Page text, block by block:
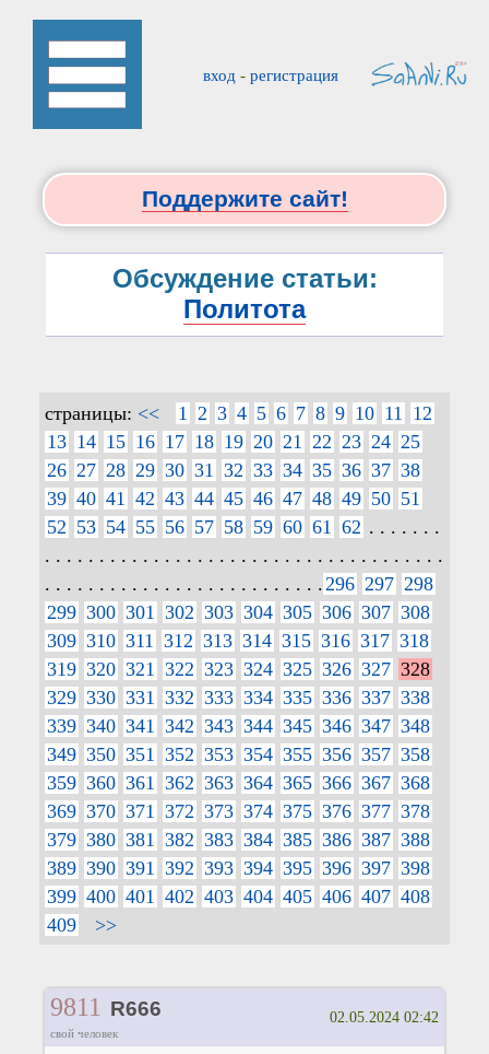
вход - регистрация
Поддержите сайт!
Обсуждение статьи:
Политота
страницы: << 1 2 3 4 5 6 7 8 9 10 11
12
13 14 15 16 17 18 19 20 21 22 23 24 25
26 27 28 29 30 31 32 33 34 35 36 37 38
39 40 41 42 43 44 45 46 47 48 49 50 51
52 53 54 55 56 57 58 59 60 61 62 . . . . . . .
. . . . . . . . . . . . . . . . . . . . . . . . . . . . . . . . . . . . .
. . . . . . . . . . . . . . . . . . . . . . . . . . 296 297 298
299 300 301 302 303 304 305 306 307 308
309 310 311 312 313 314 315 316 317 318
319 320 321 322 323 324 325 326 327 328
329 330 331 332 333 334 335 336 337 338
339 340 341 342 343 344 345 346 347 348
349 350 351 352 353 354 355 356 357 358
359 360 361 362 363 364 365 366 367 368
369 370 371 372 373 374 375 376 377 378
379 380 381 382 383 384 385 386 387 388
389 390 391 392 393 394 395 396 397 398
399 400 401 402 403 404 405 406 407 408
409
>>
9811 R666
свой человек
02.05.2024 02:42